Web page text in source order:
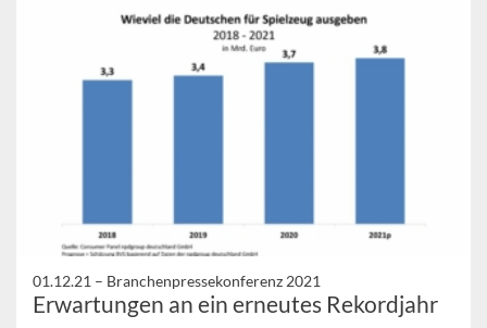
01.12.21 – Branchenpressekonferenz 2021
Erwartungen an ein erneutes Rekordjahr